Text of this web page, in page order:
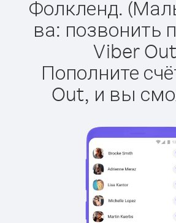
Фолкленд.
ва: позвонить
Viber
Пополните
Out, и вы